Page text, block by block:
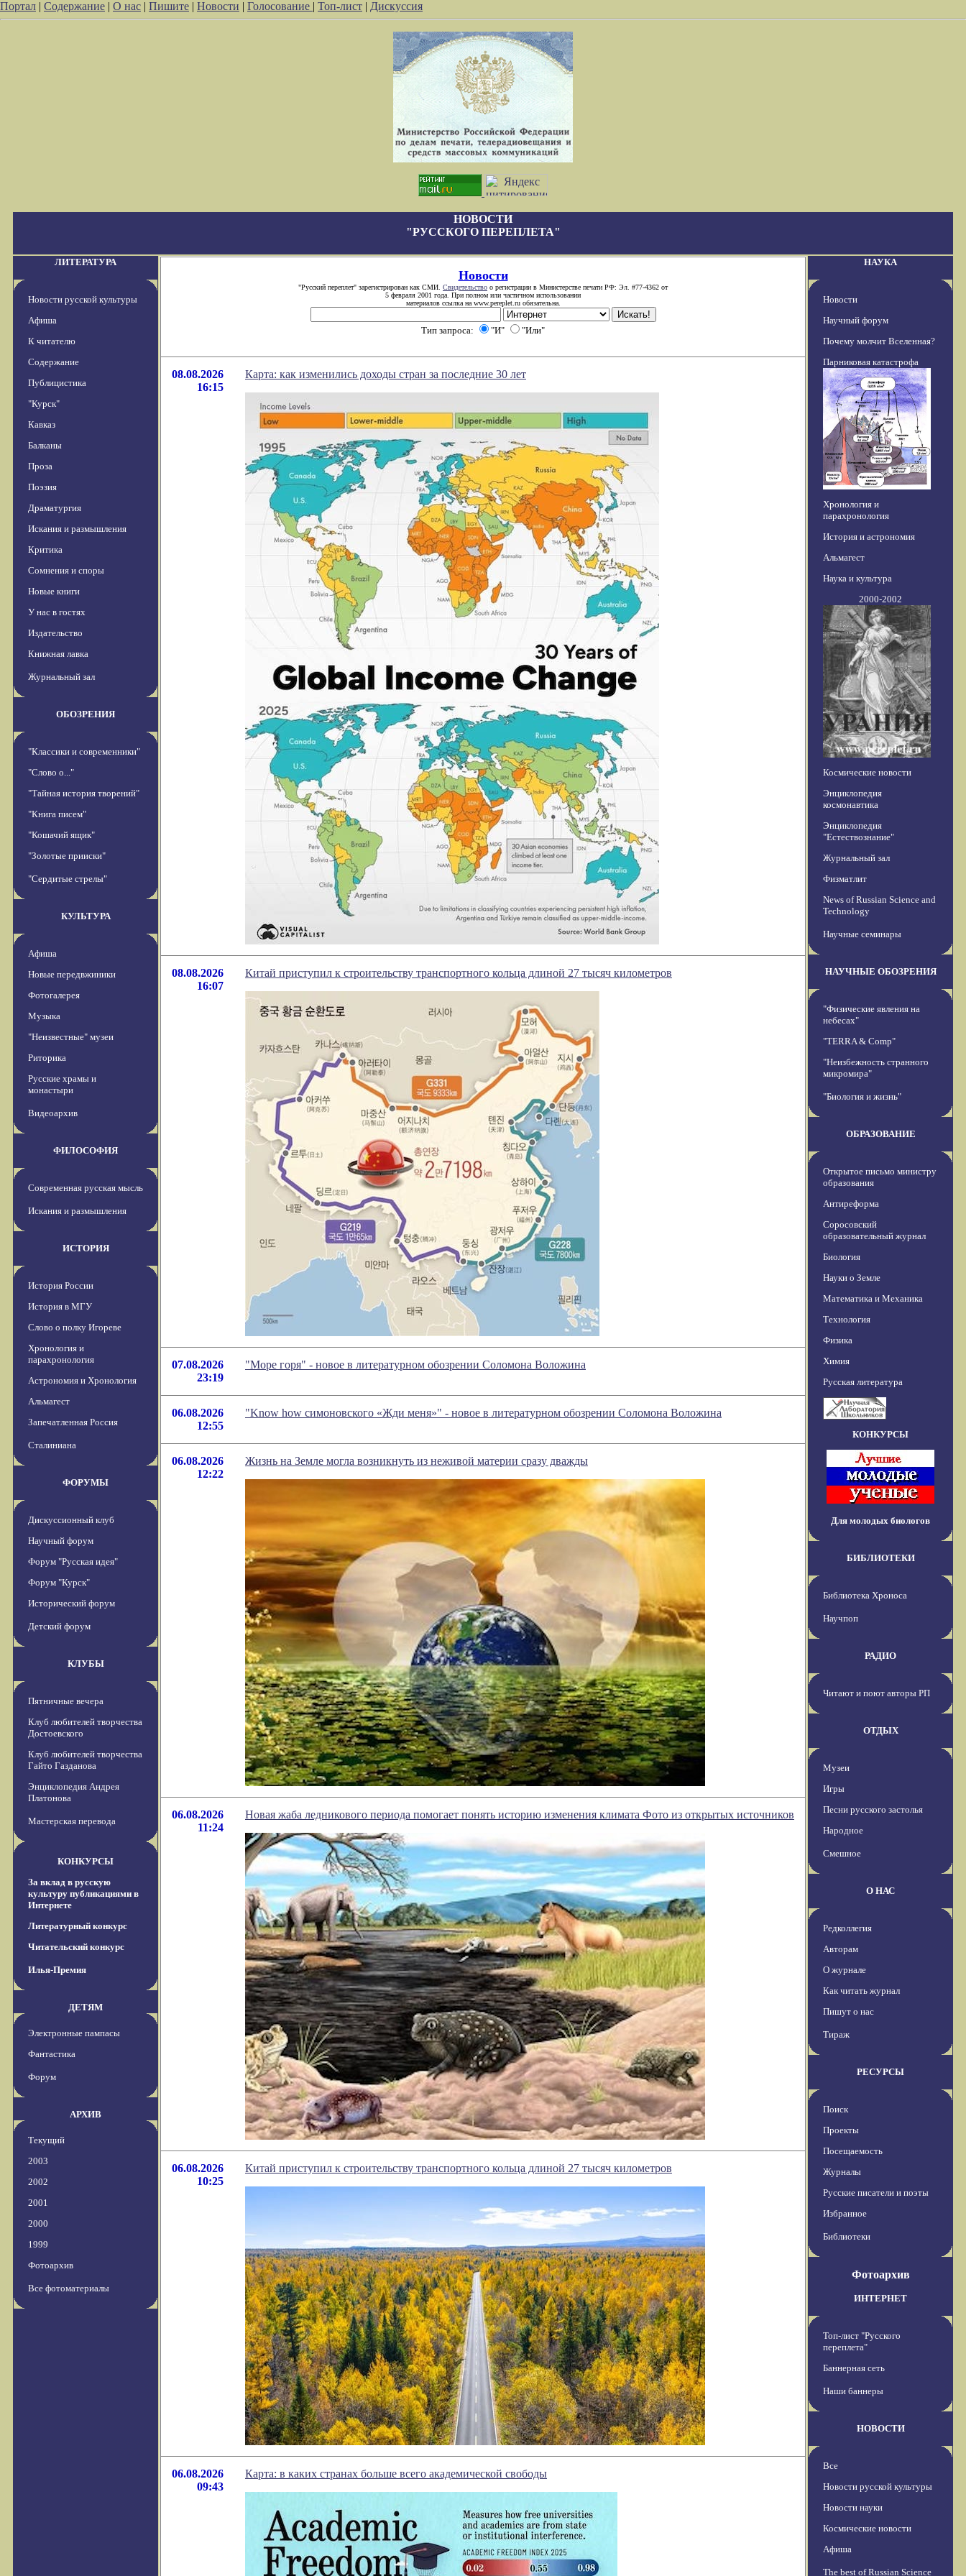
Портал | Содержание | О нас | Пишите | Новости | Голосование | Топ-лист | Дискуссия
НОВОСТИ
"РУССКОГО ПЕРЕПЛЕТА"
ЛИТЕРАТУРА
Новости русской культуры
Афиша
К читателю
Содержание
Публицистика
"Курск"
Кавказ
Балканы
Проза
Поэзия
Драматургия
Искания и размышления
Критика
Сомнения и споры
Новые книги
У нас в гостях
Издательство
Книжная лавка
Журнальный зал
ОБОЗРЕНИЯ
"Классики и современники"
"Слово о..."
"Тайная история творений"
"Книга писем"
"Кошачий ящик"
"Золотые прииски"
"Сердитые стрелы"
КУЛЬТУРА
Афиша
Новые передвжиники
Фотогалерея
Музыка
"Неизвестные" музеи
Риторика
Русские храмы и
монастыри
Видеоархив
ФИЛОСОФИЯ
Современная русская мысль
Искания и размышления
ИСТОРИЯ
История России
История в МГУ
Слово о полку Игореве
Хронология и
парахронология
Астрономия и Хронология
Альмагест
Запечатленная Россия
Сталиниана
ФОРУМЫ
Дискуссионный клуб
Научный форум
Форум "Русская идея"
Форум "Курск"
Исторический форум
Детский форум
КЛУБЫ
Пятничные вечера
Клуб любителей творчества
Достоевского
Клуб любителей творчества
Гайто Газданова
Энциклопедия Андрея
Платонова
Мастерская перевода
КОНКУРСЫ
За вклад в русскую
культуру публикациями в
Интернете
Литературный конкурс
Читательский конкурс
Илья-Премия
ДЕТЯМ
Электронные пампасы
Фантастика
Форум
АРХИВ
Текущий
2003
2002
2001
2000
1999
Фотоархив
Все фотоматериалы
Новости
"Русский переплет" зарегистрирован как СМИ. Свидетельство о регистрации в Министерстве печати РФ: Эл. #77-4362 от
5 февраля 2001 года. При полном или частичном использовании
материалов ссылка на www.pereplet.ru обязательна.
Тип запроса: "И" "Или"
08.08.2026
16:15
Карта: как изменились доходы стран за последние 30 лет
08.08.2026
16:07
Китай приступил к строительству транспортного кольца длиной 27 тысяч километров
07.08.2026
23:19
"Море горя" - новое в литературном обозрении Соломона Воложина
06.08.2026
12:55
"Know how симоновского «Жди меня»" - новое в литературном обозрении Соломона Воложина
06.08.2026
12:22
Жизнь на Земле могла возникнуть из неживой материи сразу дважды
06.08.2026
11:24
Новая жаба ледникового периода помогает понять историю изменения климата Фото из открытых источников
06.08.2026
10:25
Китай приступил к строительству транспортного кольца длиной 27 тысяч километров
06.08.2026
09:43
Карта: в каких странах больше всего академической свободы
НАУКА
Новости
Научный форум
Почему молчит Вселенная?
Парниковая катастрофа
Хронология и
парахронология
История и астрономия
Альмагест
Наука и культура
2000-2002
Космические новости
Энциклопедия
космонавтика
Энциклопедия
"Естествознание"
Журнальный зал
Физматлит
News of Russian Science and
Technology
Научные семинары
НАУЧНЫЕ ОБОЗРЕНИЯ
"Физические явления на
небесах"
"TERRA & Comp"
"Неизбежность странного
микромира"
"Биология и жизнь"
ОБРАЗОВАНИЕ
Открытое письмо министру
образования
Антиреформа
Соросовский
образовательный журнал
Биология
Науки о Земле
Математика и Механика
Технология
Физика
Химия
Русская литература
КОНКУРСЫ
Для молодых биологов
БИБЛИОТЕКИ
Библиотека Хроноса
Научпоп
РАДИО
Читают и поют авторы РП
ОТДЫХ
Музеи
Игры
Песни русского застолья
Народное
Смешное
О НАС
Редколлегия
Авторам
О журнале
Как читать журнал
Пишут о нас
Тираж
РЕСУРСЫ
Поиск
Проекты
Посещаемость
Журналы
Русские писатели и поэты
Избранное
Библиотеки
Фотоархив
ИНТЕРНЕТ
Топ-лист "Русского
переплета"
Баннерная сеть
Наши баннеры
НОВОСТИ
Все
Новости русской культуры
Новости науки
Космические новости
Афиша
The best of Russian Science